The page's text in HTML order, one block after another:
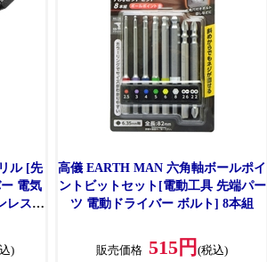
ル [先
電気
レス]
)
高儀 EARTH MAN 六角軸ボールポイ
ントビットセット[電動工具 先端パー
ツ 電動ドライバー ボルト] 8本組
販売価格 515円 (税込)